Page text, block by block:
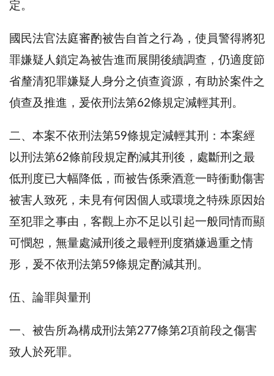
定。
國民法官法庭審酌被告自首之行為，使員警得將犯
罪嫌疑人鎖定為被告進而展開後續調查，仍適度節
省釐清犯罪嫌疑人身分之偵查資源，有助於案件之
偵查及推進，爰依刑法第62條規定減輕其刑。
二、本案不依刑法第59條規定減輕其刑：本案經
以刑法第62條前段規定酌減其刑後，處斷刑之最
低刑度已大幅降低，而被告係乘酒意一時衝動傷害
被害人致死，未見有何因個人或環境之特殊原因始
至犯罪之事由，客觀上亦不足以引起一般同情而顯
可憫恕，無量處減刑後之最輕刑度猶嫌過重之情
形，爰不依刑法第59條規定酌減其刑。
伍、論罪與量刑
一、被告所為構成刑法第277條第2項前段之傷害
致人於死罪。